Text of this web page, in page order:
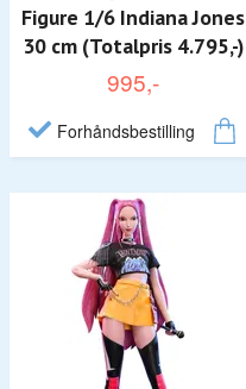
Figure 1/6 Indiana Jones
30 cm (Totalpris 4.795,-)
995,-
Forhåndsbestilling